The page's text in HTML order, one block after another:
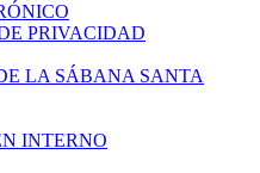
PRIVACIDAD
LA SÁBANA SANTA
INTERNO